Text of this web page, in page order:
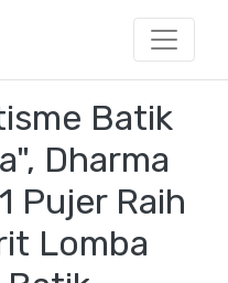
Batik
Dharma
Pujer Raih
Lomba